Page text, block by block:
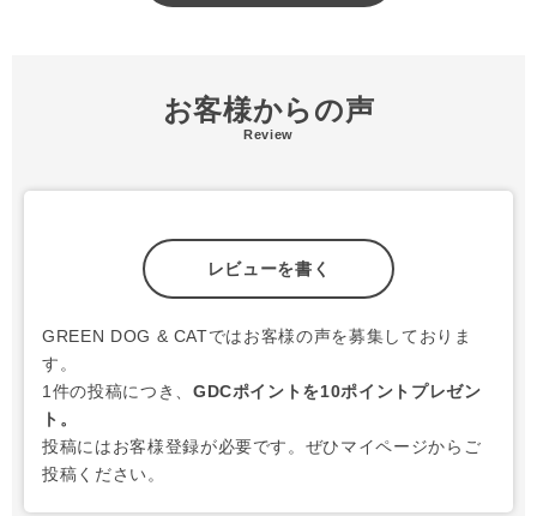
お客様からの声
Review
レビューを書く
GREEN DOG & CATではお客様の声を募集しておりま
す。
1件の投稿につき、 GDCポイントを10ポイントプレゼン
ト。
投稿にはお客様登録が必要です。ぜひマイページからご
投稿ください。